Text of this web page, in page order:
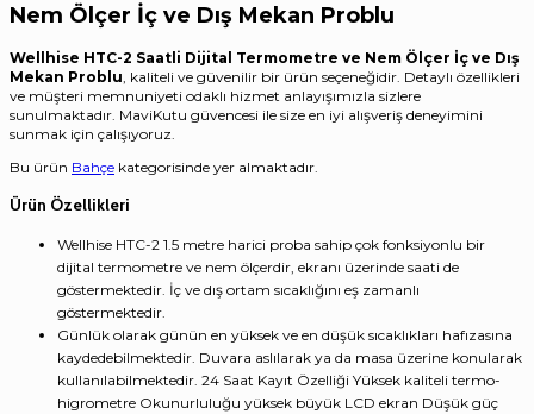
Nem Ölçer İç ve Dış Mekan Problu
Wellhise HTC-2 Saatli Dijital Termometre ve Nem Ölçer İç ve Dış
Mekan Problu , kaliteli ve güvenilir bir ürün seçeneğidir. Detaylı özellikleri
ve müşteri memnuniyeti odaklı hizmet anlayışımızla sizlere
sunulmaktadır. MaviKutu güvencesi ile size en iyi alışveriş deneyimini
sunmak için çalışıyoruz.
Bu ürün Bahçe kategorisinde yer almaktadır.
Ürün Özellikleri
Wellhise HTC-2 1.5 metre harici proba sahip çok fonksiyonlu bir
dijital termometre ve nem ölçerdir, ekranı üzerinde saati de
göstermektedir. İç ve dış ortam sıcaklığını eş zamanlı
göstermektedir.
Günlük olarak günün en yüksek ve en düşük sıcaklıkları hafızasına
kaydedebilmektedir. Duvara aslılarak ya da masa üzerine konularak
kullanılabilmektedir. 24 Saat Kayıt Özelliği Yüksek kaliteli termo-
higrometre Okunurluluğu yüksek büyük LCD ekran Düşük güç